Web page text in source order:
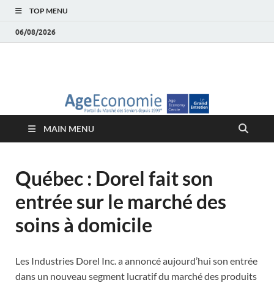
TOP MENU
06/08/2026
économie – Marché
des Seniors
MAIN MENU
Québec : Dorel fait son
entrée sur le marché des
soins à domicile
Les Industries Dorel Inc. a annoncé aujourd’hui son entrée
dans un nouveau segment lucratif du marché des produits